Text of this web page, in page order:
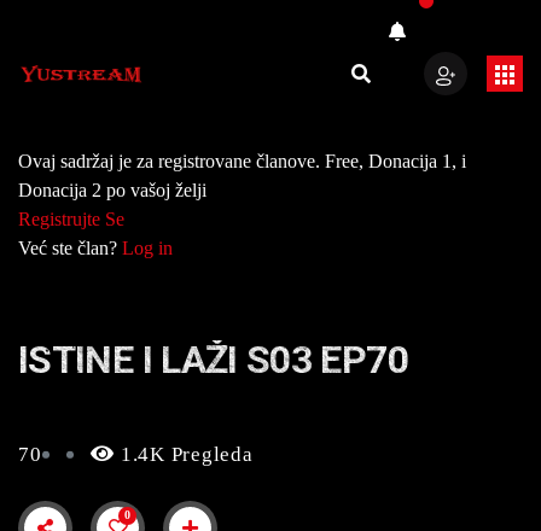
Ovaj sadržaj je za registrovane članove. Free, Donacija 1, i
Donacija 2 po vašoj želji
Registrujte Se
Već ste član? Log in
ISTINE I LAŽI S03 EP70
70 1.4K Pregleda
0